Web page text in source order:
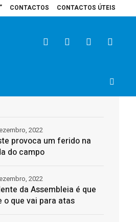
CONTACTOS CONTACTOS ÚTEIS
para reforçar cuidados na área da
provoca um ferido na
do campo
2022
da Assembleia é que
o que vai para atas
2022